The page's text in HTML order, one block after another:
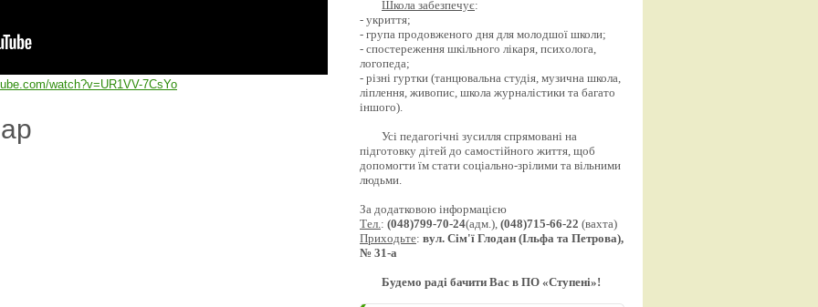
watch?v=UR1VV-7CsYo
Школа забезпечує:
- укриття;
- група продовженого дня для молодшої школи;
- спостереження шкільного лікаря, психолога,
логопеда;
- різні гуртки (танцювальна студія, музична школа,
ліплення, живопис, школа журналістики та багато
іншого).
Усі педагогічні зусилля спрямовані на
підготовку дітей до самостійного життя, щоб
допомогти їм стати соціально-зрілими та вільними
людьми.
За додатковою інформацією
Тел. : (048)799-70-24(адм.), (048)715-66-22 (вахта)
Приходьте: вул. Сім'ї Глодан (Ільфа та Петрова),
№ 31-а
Будемо раді бачити Вас в ПО «Ступені»!